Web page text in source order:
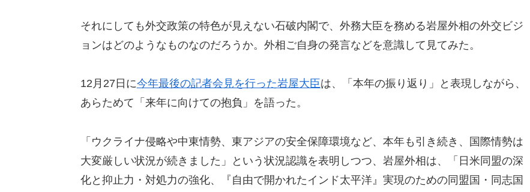
それにしても外交政策の特色が見えない石破内閣で、外務大臣を務める岩屋外相の外交ビジ
ョンはどのようなものなのだろうか。外相ご自身の発言などを意識して見てみた。
12月27日に今年最後の記者会見を行った岩屋大臣は、「本年の振り返り」と表現しながら、
あらためて「来年に向けての抱負」を語った。
「ウクライナ侵略や中東情勢、東アジアの安全保障環境など、本年も引き続き、国際情勢は
大変厳しい状況が続きました」という状況認識を表明しつつ、岩屋外相は、「日米同盟の深
化と抑止力・対処力の強化、『自由で開かれたインド太平洋』実現のための同盟国・同志国